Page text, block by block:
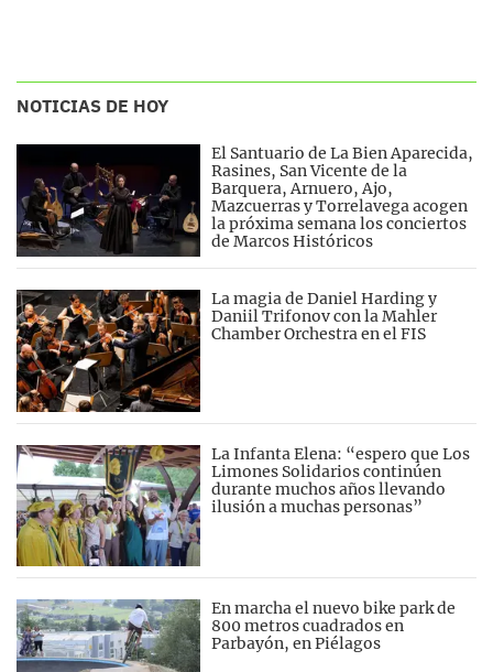
NOTICIAS DE HOY
El Santuario de La Bien Aparecida,
Rasines, San Vicente de la
Barquera, Arnuero, Ajo,
Mazcuerras y Torrelavega acogen
la próxima semana los conciertos
de Marcos Históricos
La magia de Daniel Harding y
Daniil Trifonov con la Mahler
Chamber Orchestra en el FIS
La Infanta Elena: “espero que Los
Limones Solidarios continúen
durante muchos años llevando
ilusión a muchas personas”
En marcha el nuevo bike park de
800 metros cuadrados en
Parbayón, en Piélagos